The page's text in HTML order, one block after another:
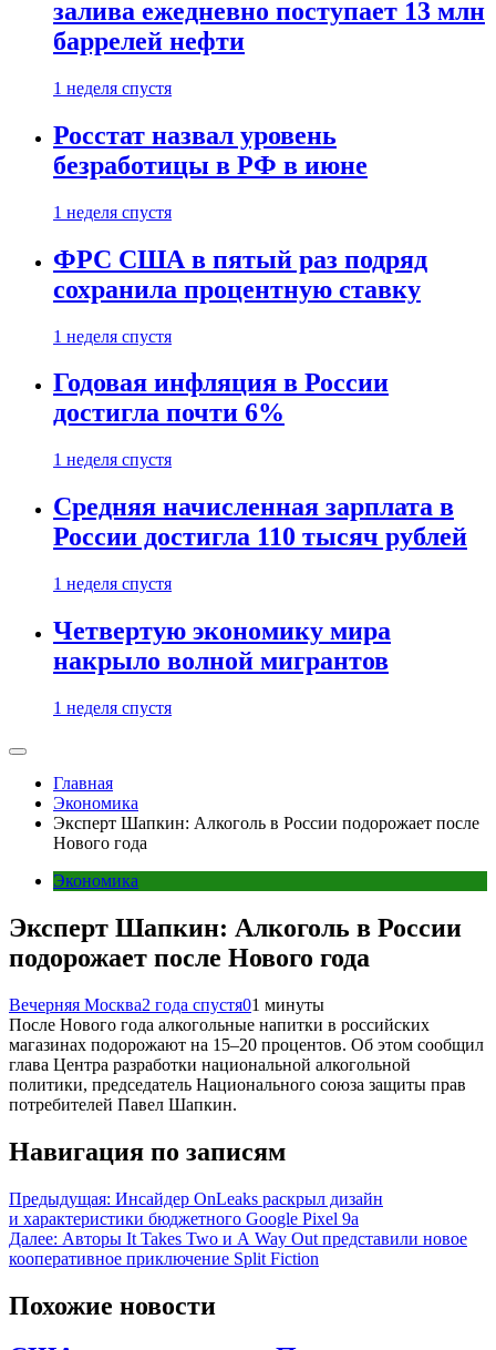
залива ежедневно поступает 13 млн
баррелей нефти
1 неделя спустя
Росстат назвал уровень
безработицы в РФ в июне
1 неделя спустя
ФРС США в пятый раз подряд
сохранила процентную ставку
1 неделя спустя
Годовая инфляция в России
достигла почти 6%
1 неделя спустя
Средняя начисленная зарплата в
России достигла 110 тысяч рублей
1 неделя спустя
Четвертую экономику мира
накрыло волной мигрантов
1 неделя спустя
Главная
Экономика
Эксперт Шапкин: Алкоголь в России подорожает после
Нового года
Экономика
Эксперт Шапкин: Алкоголь в России
подорожает после Нового года
Вечерняя Москва2 года спустя01 минуты
После Нового года алкогольные напитки в российских
магазинах подорожают на 15–20 процентов. Об этом сообщил
глава Центра разработки национальной алкогольной
политики, председатель Национального союза защиты прав
потребителей Павел Шапкин.
Навигация по записям
Предыдущая: Инсайдер OnLeaks раскрыл дизайн
и характеристики бюджетного Google Pixel 9a
Далее: Авторы It Takes Two и A Way Out представили новое
кооперативное приключение Split Fiction
Похожие новости